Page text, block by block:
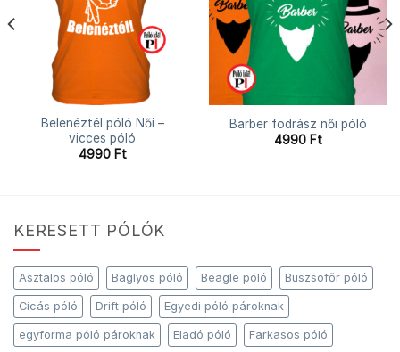
Belenéztél póló Női –
vicces póló
4990 Ft
Barber fodrász női póló
4990 Ft
KERESETT PÓLÓK
Asztalos póló Baglyos póló Beagle póló Buszsofőr póló
Cicás póló Drift póló Egyedi póló pároknak
egyforma póló pároknak Eladó póló Farkasos póló